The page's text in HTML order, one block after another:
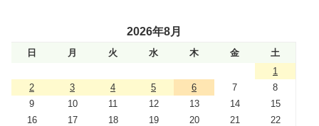
2026年8月
日 月 火 水 木 金
土
1
2
3 4 5 6 7
8
9
10 11 12 13 14
15
16
17 18 19 20 21
22